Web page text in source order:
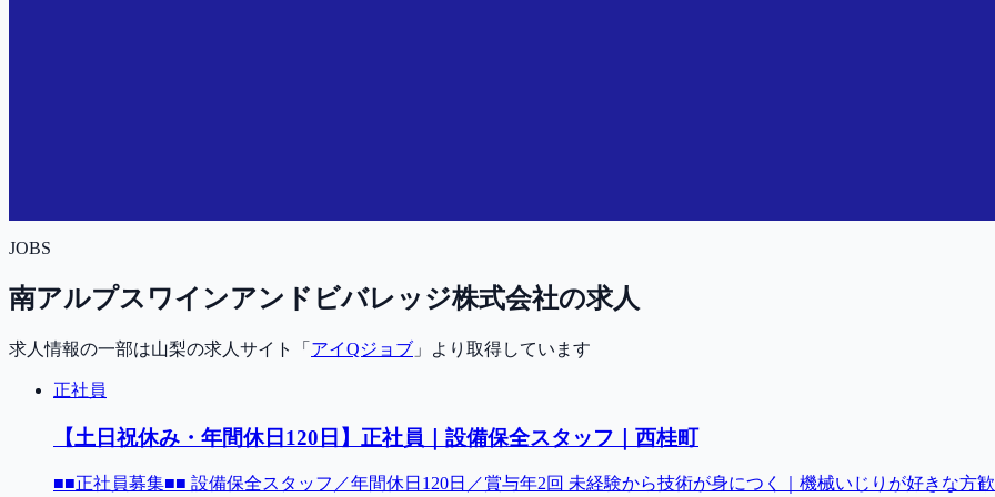
JOBS
南アルプスワインアンドビバレッジ株式会社の求人
求人情報の一部は山梨の求人サイト「 アイQジョブ 」より取得しています
正社員
【土日祝休み・年間休日120日】正社員｜設備保全スタッフ｜西桂町
■■正社員募集■■ 設備保全スタッフ／年間休日120日／賞与年2回 未経験から技術が身につく｜機械いじりが好きな方